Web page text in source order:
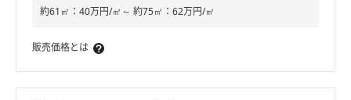
約61㎡：40万円/㎡～ 約75㎡：62万円/㎡
販売価格とは